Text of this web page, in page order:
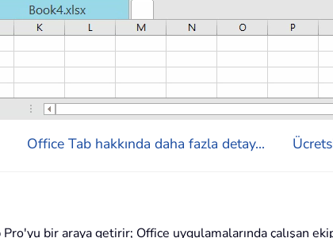
Office Tab hakkında daha fazla detay...
bir araya getirir; Office uygulamalarında çalışan